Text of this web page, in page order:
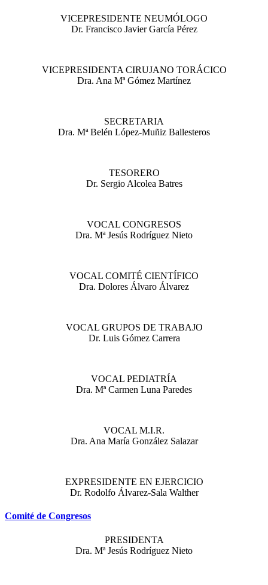
VICEPRESIDENTE NEUMÓLOGO
Dr. Francisco Javier García Pérez
VICEPRESIDENTA CIRUJANO TORÁCICO
Dra. Ana Mª Gómez Martínez
SECRETARIA
Dra. Mª Belén López-Muñiz Ballesteros
TESORERO
Dr. Sergio Alcolea Batres
VOCAL CONGRESOS
Dra. Mª Jesús Rodríguez Nieto
VOCAL COMITÉ CIENTÍFICO
Dra. Dolores Álvaro Álvarez
VOCAL GRUPOS DE TRABAJO
Dr. Luis Gómez Carrera
VOCAL PEDIATRÍA
Dra. Mª Carmen Luna Paredes
VOCAL M.I.R.
Dra. Ana María González Salazar
EXPRESIDENTE EN EJERCICIO
Dr. Rodolfo Álvarez-Sala Walther
Comité de Congresos
PRESIDENTA
Dra. Mª Jesús Rodríguez Nieto